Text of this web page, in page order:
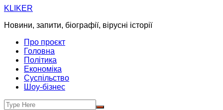
Skip
content
KLIKER
Новини, запити, біографії, вірусні історії
Про проєкт
Головна
Політика
Економіка
Суспільство
Шоу-бізнес